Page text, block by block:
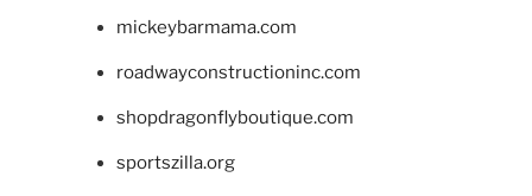
mickeybarmama.com
roadwayconstructioninc.com
shopdragonflyboutique.com
sportszilla.org